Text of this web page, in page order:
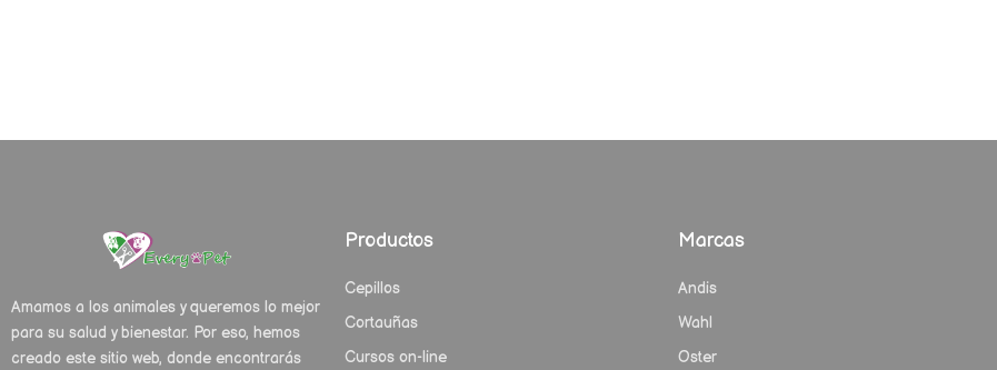
Amamos a los animales y queremos lo mejor
para su salud y bienestar. Por eso, hemos
creado este sitio web, donde encontrarás
Productos
Cepillos
Cortauñas
Cursos on-line
Marcas
Andis
Wahl
Oster